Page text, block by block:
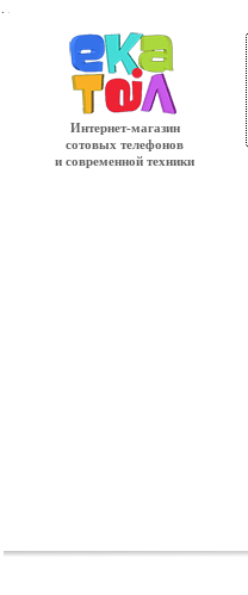
Интернет-магазин
сотовых телефонов
и современной техники